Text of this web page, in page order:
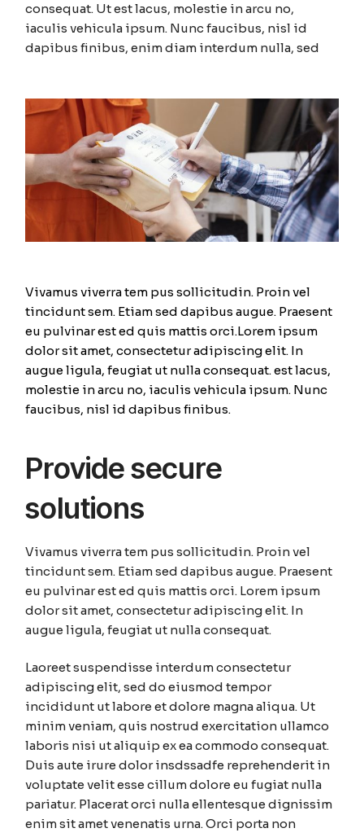
consequat. Ut est lacus, molestie in arcu no,
iaculis vehicula ipsum. Nunc faucibus, nisl id
dapibus finibus, enim diam interdum nulla, sed
Vivamus viverra tem pus sollicitudin. Proin vel
tincidunt sem. Etiam sed dapibus augue. Praesent
eu pulvinar est ed quis mattis orci.Lorem ipsum
dolor sit amet, consectetur adipiscing elit. In
augue ligula, feugiat ut nulla consequat. est lacus,
molestie in arcu no, iaculis vehicula ipsum. Nunc
faucibus, nisl id dapibus finibus.
Provide secure
solutions
Vivamus viverra tem pus sollicitudin. Proin vel
tincidunt sem. Etiam sed dapibus augue. Praesent
eu pulvinar est ed quis mattis orci. Lorem ipsum
dolor sit amet, consectetur adipiscing elit. In
augue ligula, feugiat ut nulla consequat.
Laoreet suspendisse interdum consectetur
adipiscing elit, sed do eiusmod tempor
incididunt ut labore et dolore magna aliqua. Ut
minim veniam, quis nostrud exercitation ullamco
laboris nisi ut aliquip ex ea commodo consequat.
Duis aute irure dolor insdssadfe reprehenderit in
voluptate velit esse cillum dolore eu fugiat nulla
pariatur. Placerat orci nulla ellentesque dignissim
enim sit amet venenatis urna. Orci porta non